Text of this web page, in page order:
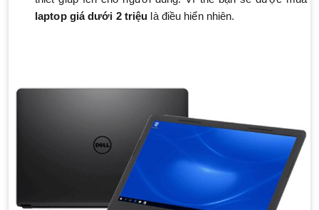
laptop giá dưới 2 triệu là điều hiển nhiên.